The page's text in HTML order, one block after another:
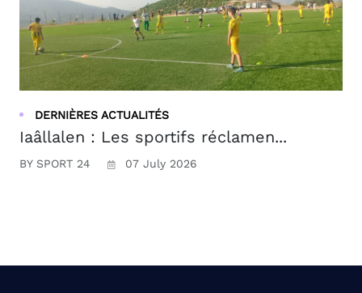
DERNIÈRES ACTUALITÉS
Iaâllalen : Les sportifs réclamen...
BY SPORT 24 07 July 2026